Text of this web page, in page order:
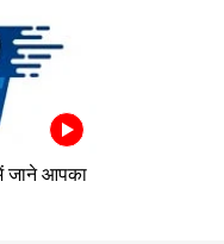
जाने आपका